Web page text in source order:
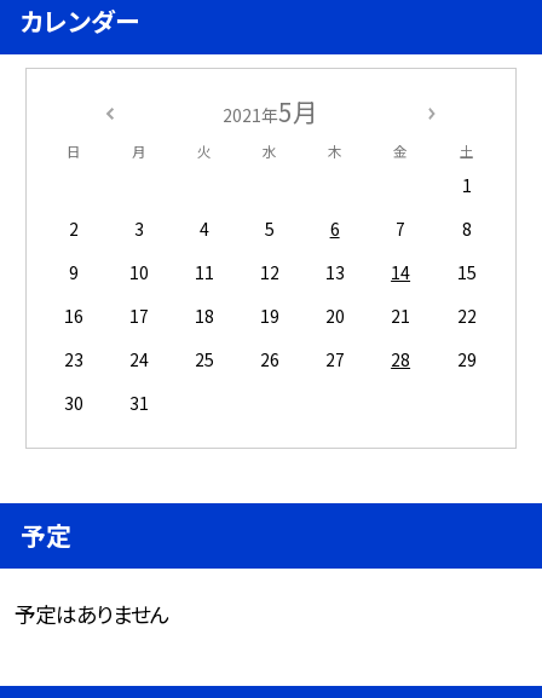
カレンダー
2021年5月
日 月 火 水 木 金 土
1
2
3 4 5 6 7
8
9
10 11 12 13 14
15
16
17 18 19 20 21
22
23
24 25 26 27 28
29
30
31
予定
予定はありません